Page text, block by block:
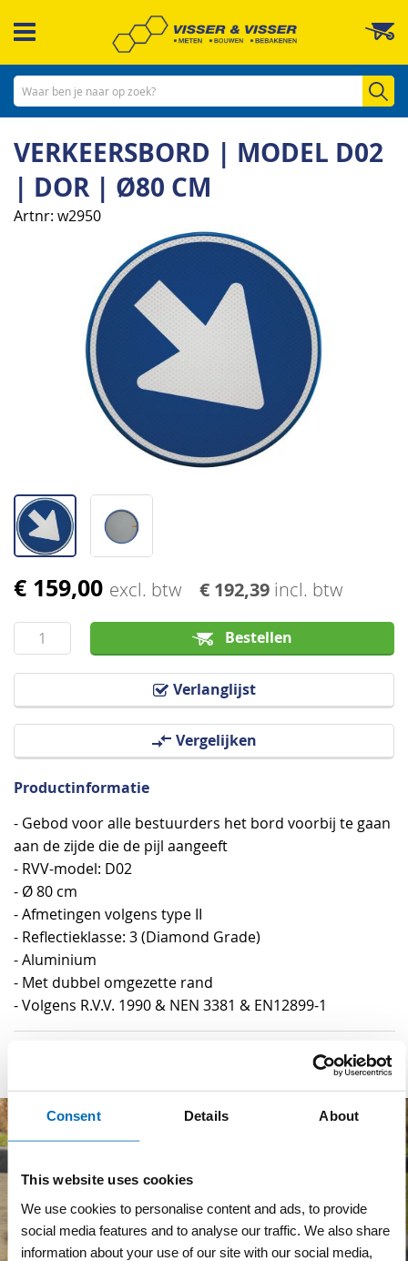
Consent Details About
This website uses cookies
We use cookies to personalise content and ads, to provide
social media features and to analyse our traffic. We also share
information about your use of our site with our social media,
naar
inhoud
VERKEERSBORD | MODEL D02
| DOR | Ø80 CM
Artnr w2950
€ 159,00 excl. btw € 192,39 incl. btw
Bestellen
Verlanglijst
Vergelijken
afbeeldingen-
Ga
het
begin
van
Productinformatie
- Gebod voor alle bestuurders het bord voorbij te gaan
aan de zijde die de pijl aangeeft
- RVV-model: D02
- Ø 80 cm
- Afmetingen volgens type II
- Reflectieklasse: 3 (Diamond Grade)
- Aluminium
- Met dubbel omgezette rand
- Volgens R.V.V. 1990 & NEN 3381 & EN12899-1